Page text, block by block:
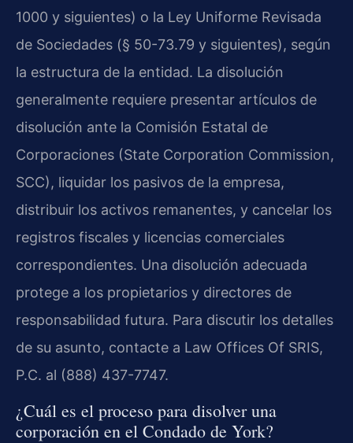
1000 y siguientes) o la Ley Uniforme Revisada
de Sociedades (§ 50-73.79 y siguientes), según
la estructura de la entidad. La disolución
generalmente requiere presentar artículos de
disolución ante la Comisión Estatal de
Corporaciones (State Corporation Commission,
SCC), liquidar los pasivos de la empresa,
distribuir los activos remanentes, y cancelar los
registros fiscales y licencias comerciales
correspondientes. Una disolución adecuada
protege a los propietarios y directores de
responsabilidad futura. Para discutir los detalles
de su asunto, contacte a Law Offices Of SRIS,
P.C. al (888) 437-7747.
¿Cuál es el proceso para disolver una
corporación en el Condado de York?